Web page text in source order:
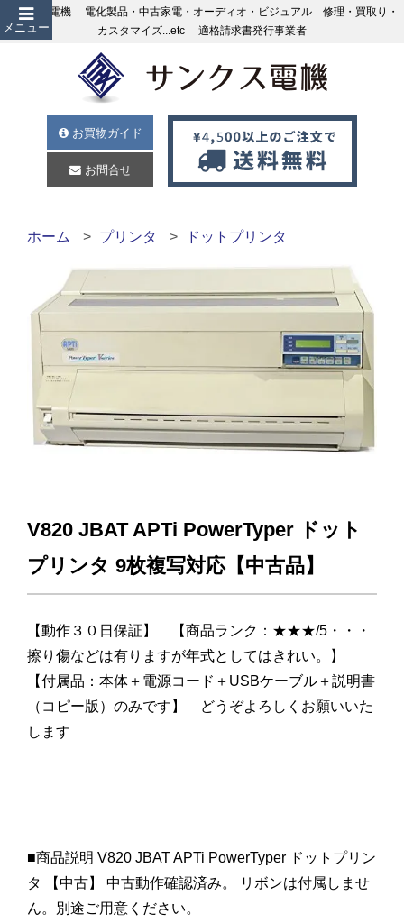
メニュー
サンクス電機 電化製品・中古家電・オーディオ・ビジュアル 修理・買取り・
カスタマイズ...etc 適格請求書発行事業者
お買物ガイド
お問合せ
ホーム プリンタ ドットプリンタ
V820 JBAT APTi PowerTyper ドット
プリンタ 9枚複写対応【中古品】
【動作３０日保証】 【商品ランク：★★★/5・・・
擦り傷などは有りますが年式としてはきれい。】
【付属品：本体＋電源コード＋USBケーブル＋説明書
（コピー版）のみです】 どうぞよろしくお願いいた
します
■商品説明 V820 JBAT APTi PowerTyper ドットプリン
タ 【中古】 中古動作確認済み。 リボンは付属しませ
ん。別途ご用意ください。